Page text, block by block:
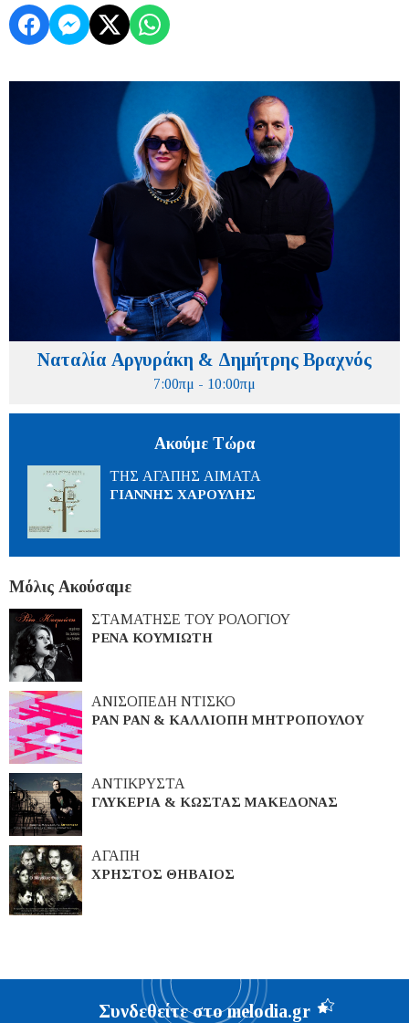
Ναταλία Αργυράκη & Δημήτρης Βραχνός
7:00πμ - 10:00πμ
Ακούμε Τώρα
ΤΗΣ ΑΓΑΠΗΣ ΑΙΜΑΤΑ
ΓΙΑΝΝΗΣ ΧΑΡΟΥΛΗΣ
Μόλις Ακούσαμε
ΣΤΑΜΑΤΗΣΕ ΤΟΥ ΡΟΛΟΓΙΟΥ
ΡΕΝΑ ΚΟΥΜΙΩΤΗ
ΑΝΙΣΟΠΕΔΗ ΝΤΙΣΚΟ
PAN PAN & ΚΑΛΛΙΟΠΗ ΜΗΤΡΟΠΟΥΛΟΥ
ΑΝΤΙΚΡΥΣΤΑ
ΓΛΥΚΕΡΙΑ & ΚΩΣΤΑΣ ΜΑΚΕΔΟΝΑΣ
ΑΓΑΠΗ
ΧΡΗΣΤΟΣ ΘΗΒΑΙΟΣ
Συνδεθείτε στο melodia.gr